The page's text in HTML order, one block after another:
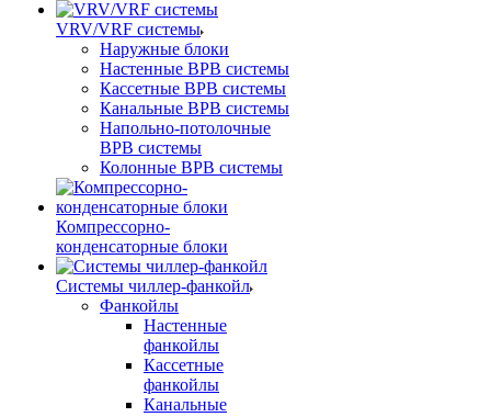
VRV/VRF системы
Наружные блоки
Настенные ВРВ системы
Кассетные ВРВ системы
Канальные ВРВ системы
Напольно-потолочные
ВРВ системы
Колонные ВРВ системы
Компрессорно-
конденсаторные блоки
Системы чиллер-фанкойл
Фанкойлы
Настенные
фанкойлы
Кассетные
фанкойлы
Канальные